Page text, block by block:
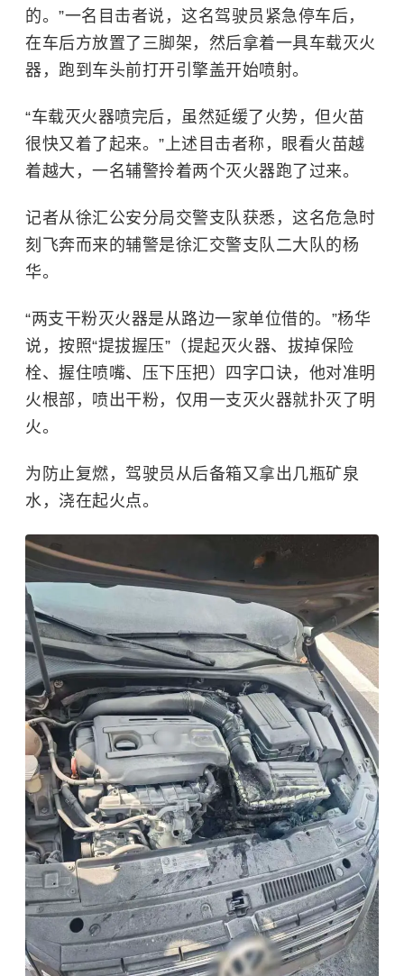
的。”一名目击者说，这名驾驶员紧急停车后，
在车后方放置了三脚架，然后拿着一具车载灭火
器，跑到车头前打开引擎盖开始喷射。
“车载灭火器喷完后，虽然延缓了火势，但火苗
很快又着了起来。”上述目击者称，眼看火苗越
着越大，一名辅警拎着两个灭火器跑了过来。
记者从徐汇公安分局交警支队获悉，这名危急时
刻飞奔而来的辅警是徐汇交警支队二大队的杨
华。
“两支干粉灭火器是从路边一家单位借的。”杨华
说，按照“提拔握压”（提起灭火器、拔掉保险
栓、握住喷嘴、压下压把）四字口诀，他对准明
火根部，喷出干粉，仅用一支灭火器就扑灭了明
火。
为防止复燃，驾驶员从后备箱又拿出几瓶矿泉
水，浇在起火点。